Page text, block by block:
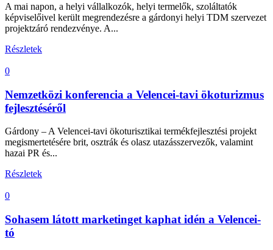
A mai napon, a helyi vállalkozók, helyi termelők, szoláltatók
képviselőivel került megrendezésre a gárdonyi helyi TDM szervezet
projektzáró rendezvénye. A...
Részletek
0
Nemzetközi konferencia a Velencei-tavi ökoturizmus
fejlesztéséről
Gárdony – A Velencei-tavi ökoturisztikai termékfejlesztési projekt
megismertetésére brit, osztrák és olasz utazásszervezők, valamint
hazai PR és...
Részletek
0
Sohasem látott marketinget kaphat idén a Velencei-
tó